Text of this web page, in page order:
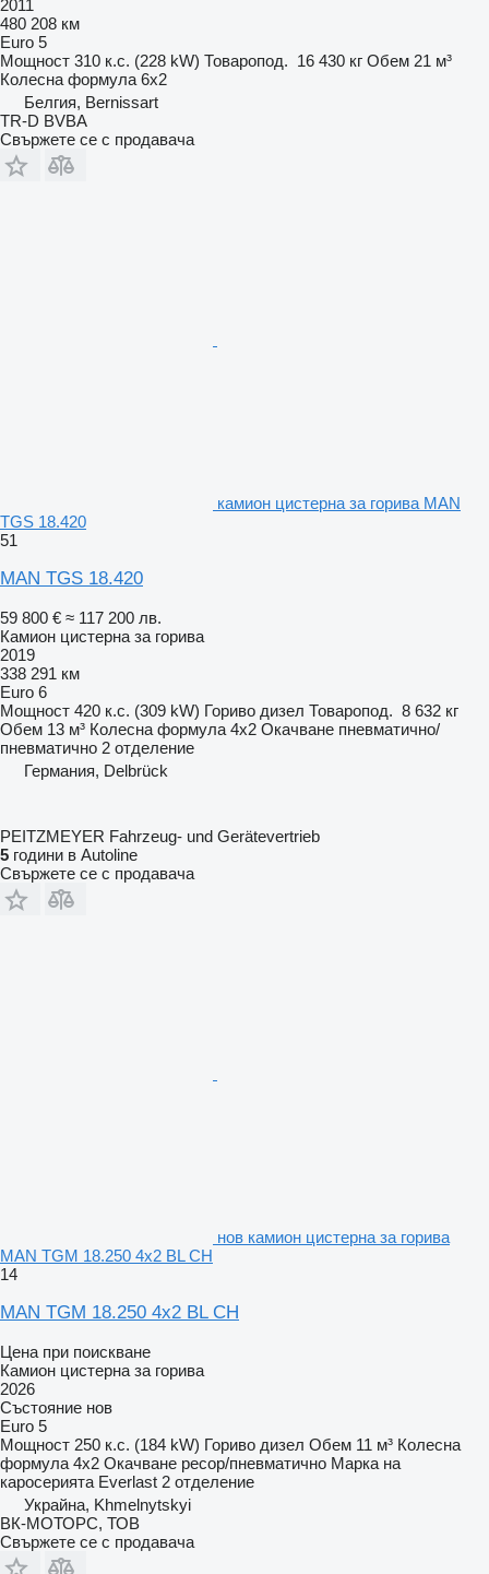
2011
480 208 км
Euro 5
Мощност 310 к.с. (228 kW) Товаропод. 16 430 кг Обем 21 м³
Колесна формула 6x2
Белгия, Bernissart
TR-D BVBA
Свържете се с продавача
камион цистерна за горива MAN
TGS 18.420
51
MAN TGS 18.420
59 800 € ≈ 117 200 лв.
Камион цистерна за горива
2019
338 291 км
Euro 6
Мощност 420 к.с. (309 kW) Гориво дизел Товаропод. 8 632 кг
Обем 13 м³ Колесна формула 4x2 Окачване пневматично/
пневматично 2 отделение
Германия, Delbrück
PEITZMEYER Fahrzeug- und Gerätevertrieb
5 години в Autoline
Свържете се с продавача
нов камион цистерна за горива
MAN TGM 18.250 4x2 BL CH
14
MAN TGM 18.250 4x2 BL CH
Цена при поискване
Камион цистерна за горива
2026
Състояние нов
Euro 5
Мощност 250 к.с. (184 kW) Гориво дизел Обем 11 м³ Колесна
формула 4x2 Окачване ресор/пневматично Марка на
каросерията Everlast 2 отделение
Украйна, Khmelnytskyi
ВК-МОТОРС, ТОВ
Свържете се с продавача